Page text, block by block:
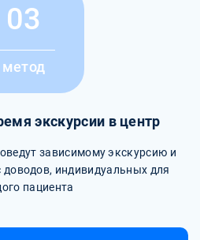
03
метод
экскурсии в центр
зависимому экскурсию и
индивидуальных для
пациента